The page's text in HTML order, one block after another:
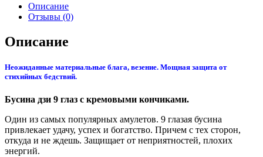
Описание
Отзывы (0)
Описание
Неожиданные материальные блага, везение. Мощная защита от
стихийных бедствий.
Бусина дзи 9 глаз с кремовыми кончиками.
Один из самых популярных амулетов. 9 глазая бусина
привлекает удачу, успех и богатство. Причем с тех сторон,
откуда и не ждешь. Защищает от неприятностей, плохих
энергий.